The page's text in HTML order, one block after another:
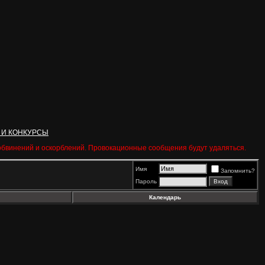
КОНКУРСЫ
и оскорблений. Провокационные сообщения будут удаляться.
Имя
Запомнить?
Пароль
Календарь